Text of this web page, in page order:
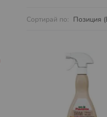
Сортирай по